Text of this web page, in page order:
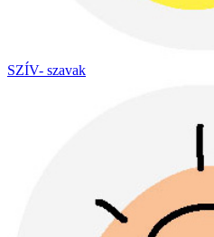
SZÍV- szavak